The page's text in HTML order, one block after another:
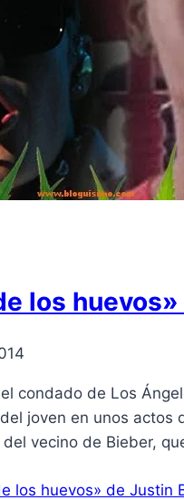
los
condado de Los
joven en unos
vecino de Bieber,
los huevos» de Justin